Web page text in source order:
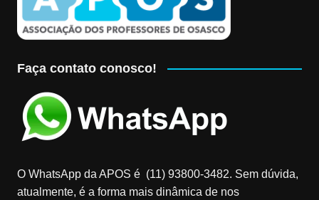
Faça contato conosco!
O WhatsApp da APOS é (11) 93800-3482‬. Sem dúvida,
atualmente, é a forma mais dinâmica de nos